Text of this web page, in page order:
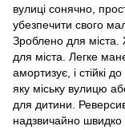
вулиці сонячно,
убезпечити свого
Зроблено для міста.
для міста. Легке
амортизує, і стійкі
яку міську вулицю
для дитини.
надзвичайно швидко